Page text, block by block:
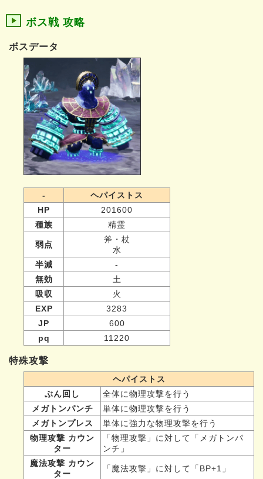
ボス戦 攻略
ボスデータ
-
ヘパイストス
HP
201600
種族
精霊
弱点
斧・杖
水
半減
-
無効
土
吸収
火
EXP
3283
JP
600
pq
11220
特殊攻撃
ヘパイストス
ぶん回し
全体に物理攻撃を行う
メガトンパンチ
単体に物理攻撃を行う
メガトンプレス
単体に強力な物理攻撃を行う
物理攻撃 カウン
ター
「物理攻撃」に対して「メガトンパ
ンチ」
魔法攻撃 カウン
ター
「魔法攻撃」に対して「BP+1」